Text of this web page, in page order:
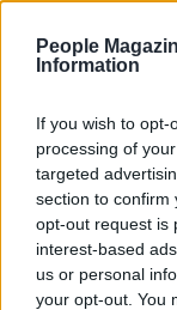
People
Information
If you wish to
processing of
targeted
section to confirm
opt-out request is
interest-based
us or personal
your opt-out. You